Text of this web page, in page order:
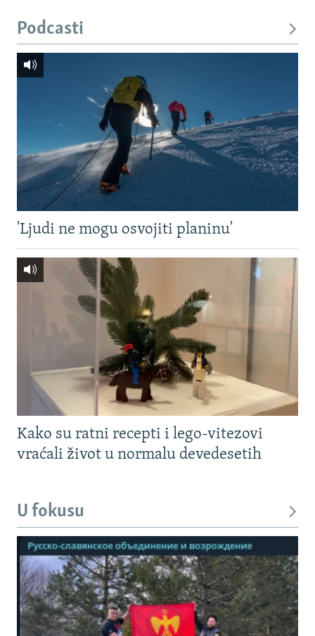
Podcasti
'Ljudi ne mogu osvojiti planinu'
Kako su ratni recepti i lego-vitezovi
vraćali život u normalu devedesetih
U fokusu